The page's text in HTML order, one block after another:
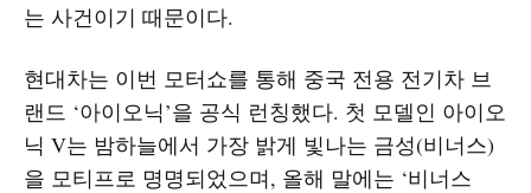
는 사건이기 때문이다.
현대차는 이번 모터쇼를 통해 중국 전용 전기차 브
랜드 ‘아이오닉’을 공식 런칭했다. 첫 모델인 아이오
닉 V는 밤하늘에서 가장 밝게 빛나는 금성(비너스)
을 모티프로 명명되었으며, 올해 말에는 ‘비너스